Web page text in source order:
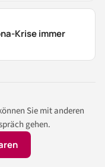
Krise immer
Sie mit anderen
gehen.